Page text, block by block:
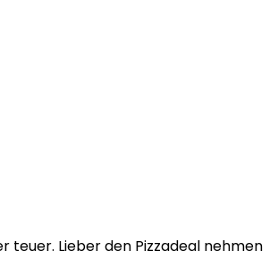
teuer. Lieber den Pizzadeal nehmen